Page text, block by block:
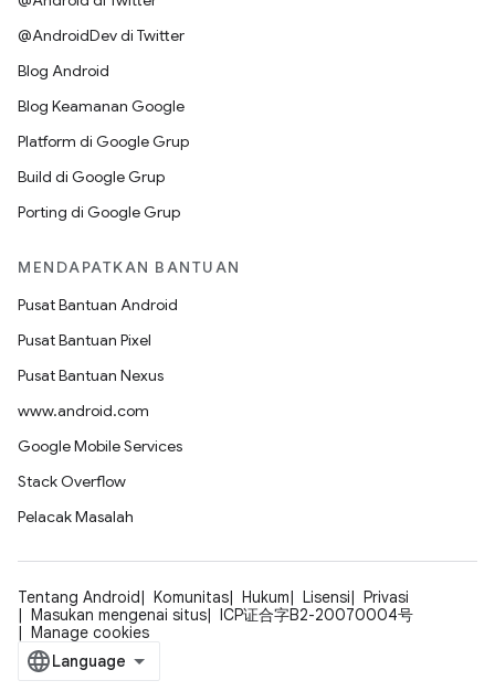
@AndroidDev di Twitter
Blog Android
Blog Keamanan Google
Platform di Google Grup
Build di Google Grup
Porting di Google Grup
MENDAPATKAN BANTUAN
Pusat Bantuan Android
Pusat Bantuan Pixel
Pusat Bantuan Nexus
www.android.com
Google Mobile Services
Stack Overflow
Pelacak Masalah
Tentang Android Komunitas Hukum Lisensi
Privasi
Masukan mengenai situs
ICP证合字B2-20070004号
Manage cookies